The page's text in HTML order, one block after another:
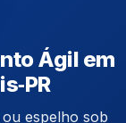
Ágil em
espelho sob